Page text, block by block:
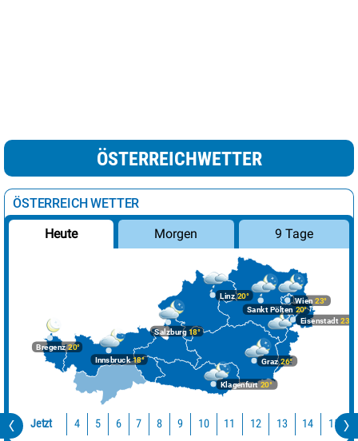
ÖSTERREICHWETTER
ÖSTERREICH WETTER
Heute Morgen 9 Tage
Bregenz20°
Graz26°
Innsbruck18°
Klagenfurt 20°
Linz20°
Salzburg18°
Wien 23°
Eisenstadt 23°
Sankt Pölten 20°
Jetzt 4 5 6 7 8 9 10 11 12 13 14 15